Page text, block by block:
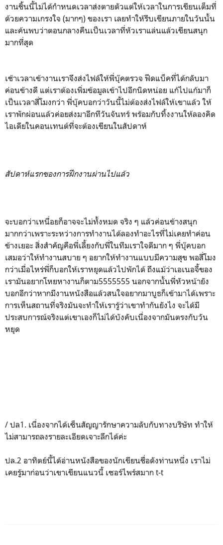
งานชิ้นนี้ไม่ได้กำหนดเวลาส่งตายตัวแต่ให้เวลาในการเขียนเต็มที่
ด้วยความเกรงใจ (มากๆ) ของเรา เลยทำให้รีบเขียนภายในวันนั้น
และค้นพบว่าตอนกลางคืนเป็นเวลาที่หัวเราแล่นแล้วเขียนสนุก
มากที่สุด
เช้าเวลาเข้างานเราจึงส่งไฟล์ให้พี่บุ๊คตรวจ ฟีดแบ็คที่ได้กลับมา
ค่อนข้างดี แต่เราต้องเพิ่มข้อมูลเข้าไปอีกนิดหน่อย แก้ไปแก้มาก็
เป็นเวลาสี่โมงกว่า พี่บุ๊คบอกว่าวันนี้ไม่ต้องส่งไฟล์ให้เขาแล้ว ให้
เราพักผ่อนแล้วค่อยส่งมาอีกทีวันจันทร์ พร้อมกับทิ้งงานให้ลองคิด
ไอเดียในคอนเทนต์ที่จะต้องเขียนในสัปดาห์
สัปดาห์แรกของการฝึกงานผ่านไปแล้ว
จะบอกว่าเหนื่อยก็อาจจะไม่ทั้งหมด จริง ๆ แล้วค่อนข้างสนุก
มากกว่าเพราะระหว่างการทำงานได้ลองทำอะไรที่ไม่เคยทำค่อน
ข้างเยอะ สิ่งสำคัญคือพี่เลี้ยงกับพี่ในทีมเราใจดีมาก ๆ พี่บุ๊คบอก
เสมอว่าให้ทำงานสบาย ๆ อยากให้ทำงานแบบมีความสุข พอสี่โมง
กว่าเมื่อไหร่พี่ก็บอกให้เราหยุดแล้วไปพักได้ ถึงแม้ว่าเอเนอจี้ของ
เรามันอยากโหยหางานก็ตาม5555555 นอกจากนั้นพี่หัวหน้ายัง
บอกอีกว่าหากมีงานหนังสือแล้วสนใจอยากมาบูธก็เข้ามาได้เพราะ
การเห็นสถานที่จริงมันจะทำให้เรารู้ว่าเขาทำกันยังไง จะได้มี
ประสบการณ์จริงแต่เขาเองก็ไม่ได้บังคับเนื่องจากมันตรงกับวัน
หยุด
/ ปล1. เนื่องจากได้เซ็นสัญญารักษาความลับกับทางบริษัท ทำให้
ไม่สามารถลงรายละเอียดเจาะลึกได้ค่ะ
ปล.2 อาทิตย์นี้ได้อ่านหนังสือของนักเขียนชื่อดังท่านหนึ่ง เราไม่
เคยรู้มาก่อนว่าเขาเขียนแนวนี้ เซอร์ไพร์สมาก t-t